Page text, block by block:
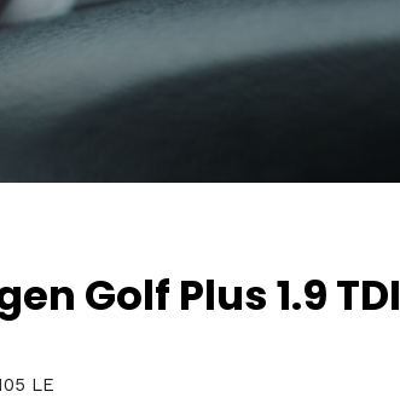
Golf Plus 1.9 TDI
LE